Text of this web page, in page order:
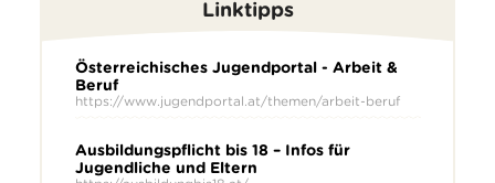
Linktipps
Österreichisches Jugendportal - Arbeit &
Beruf
https://www.jugendportal.at/themen/arbeit-beruf
Ausbildungspflicht bis 18 – Infos für
Jugendliche und Eltern